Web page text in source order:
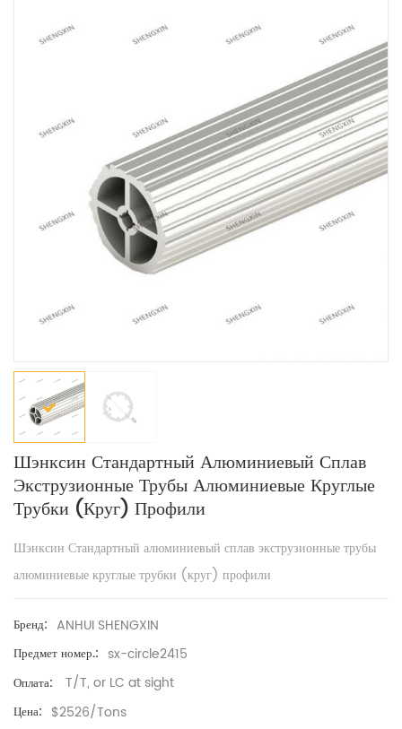
Шэнксин Стандартный Алюминиевый Сплав
Экструзионные Трубы Алюминиевые Круглые
Трубки (круг) Профили
Шэнксин Стандартный алюминиевый сплав экструзионные трубы
алюминиевые круглые трубки (круг) профили
Бренд: ANHUI SHENGXIN
Предмет номер.: sx-circle2415
Оплата: T/T, or LC at sight
Цена: $2526/Tons